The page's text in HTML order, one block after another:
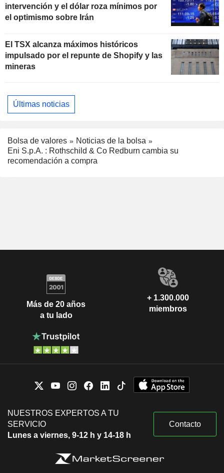
intervención y el dólar roza mínimos por
el optimismo sobre Irán
El TSX alcanza máximos históricos
impulsado por el repunte de Shopify y las
mineras
Últimas noticias
Bolsa de valores
Noticias de la bolsa
Eni S.p.A. : Rothschild & Co Redburn cambia su
recomendación a compra
Más de 20 años
a tu lado
+ 1.300.000
miembros
NUESTROS EXPERTOS A TU
SERVICIO
Lunes a viernes, 9-12 h y 14-18 h
Contacto